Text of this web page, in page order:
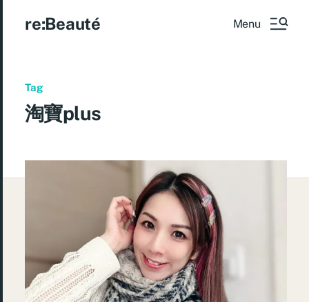
re:Beauté Menu
Tag
淘寶plus